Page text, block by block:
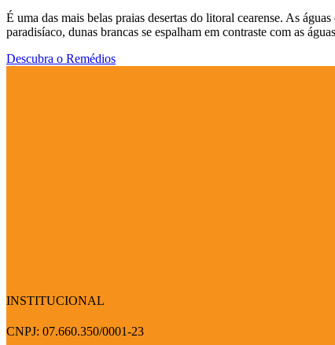
É uma das mais belas praias desertas do litoral cearense. As
paradisíaco, dunas brancas se espalham em contraste com as
Descubra o Remédios
INSTITUCIONAL
CNPJ: 07.660.350/0001-23